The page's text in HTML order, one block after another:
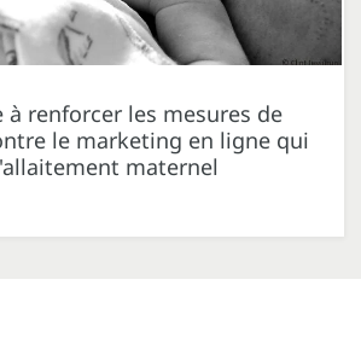
à renforcer les mesures de
le marketing en ligne qui
maternel